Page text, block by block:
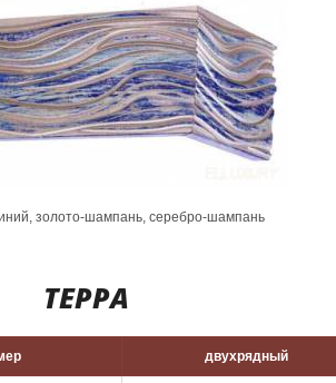
золото-шампань, серебро-шампань
ТЕРРА
двухрядный